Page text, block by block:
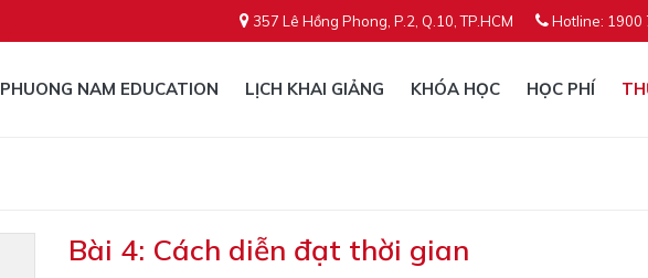
357 Lê Hồng Phong, P.2, Q.10, TP.HCM Hotline: 1900
PHUONG NAM EDUCATION LỊCH KHAI GIẢNG KHÓA HỌC HỌC PHÍ
Bài 4: Cách diễn đạt thời gian